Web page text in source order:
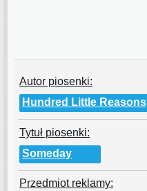
Autor piosenki:
Hundred Little Reasons
Tytuł piosenki:
Someday
Przedmiot reklamy: